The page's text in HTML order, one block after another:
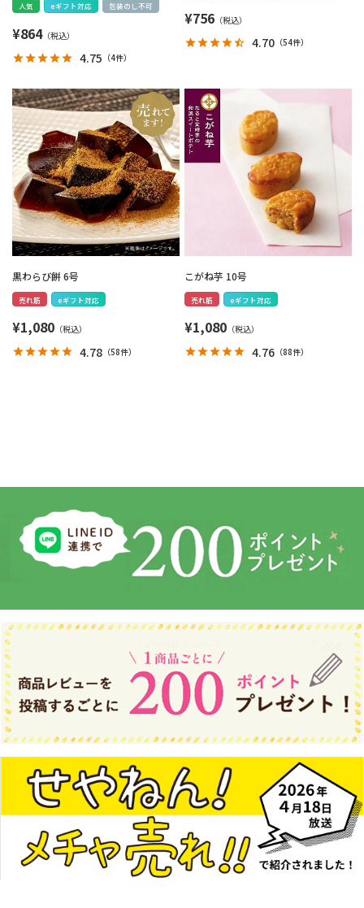
人気 eギフト対応 包装のし不可
¥864
4.75 （4件）
¥756
4.70 （54件）
黒わらび餅 6号
売れ筋 eギフト対応
¥1,080
4.78 （58件）
こがね芋 10号
売れ筋 eギフト対応
¥1,080
4.76 （88件）